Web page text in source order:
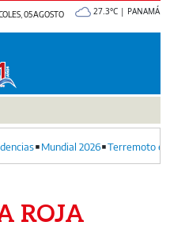
05 AGOSTO
27.3°C | PANAMÁ
Mundial 2026 Terremoto
ROJA